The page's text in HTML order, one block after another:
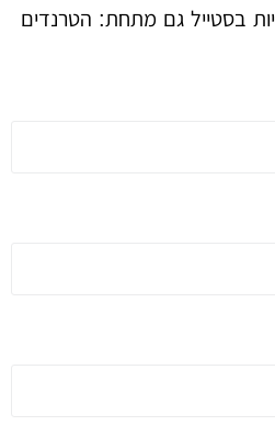
גם מתחת: הטרנדים